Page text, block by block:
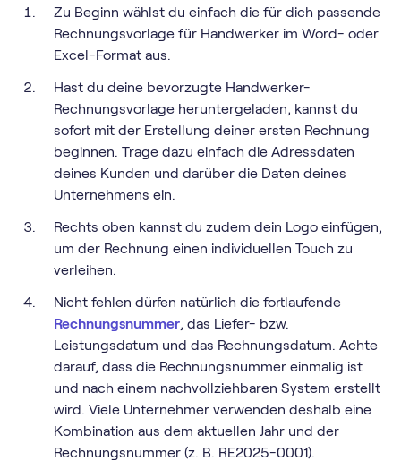
Zu Beginn wählst du einfach die für dich passende
Rechnungsvorlage für Handwerker im Word- oder
Excel-Format aus.
Hast du deine bevorzugte Handwerker-
Rechnungsvorlage heruntergeladen, kannst du
sofort mit der Erstellung deiner ersten Rechnung
beginnen. Trage dazu einfach die Adressdaten
deines Kunden und darüber die Daten deines
Unternehmens ein.
Rechts oben kannst du zudem dein Logo einfügen,
um der Rechnung einen individuellen Touch zu
verleihen.
Nicht fehlen dürfen natürlich die fortlaufende
Rechnungsnummer, das Liefer- bzw.
Leistungsdatum und das Rechnungsdatum. Achte
darauf, dass die Rechnungsnummer einmalig ist
und nach einem nachvollziehbaren System erstellt
wird. Viele Unternehmer verwenden deshalb eine
Kombination aus dem aktuellen Jahr und der
Rechnungsnummer (z. B. RE2025-0001).